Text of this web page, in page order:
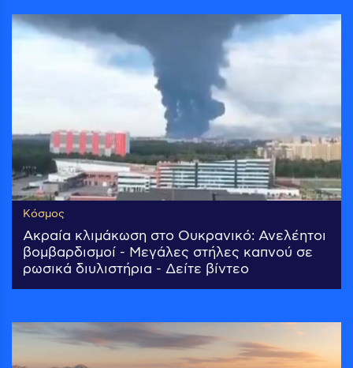
Κόσμος
Ακραία κλιμάκωση στο Ουκρανικό: Ανελέητοι
βομβαρδισμοί - Μεγάλες στήλες καπνού σε
ρωσικά διυλιστήρια - Δείτε βίντεο